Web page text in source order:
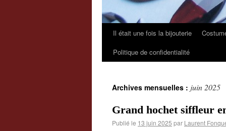
Il était une fois la bijouterie
Politique de confidentialité
Archives mensuelles : juin 2025
Grand hochet siffleur
Publié le 13 juin 2025 par Laurent